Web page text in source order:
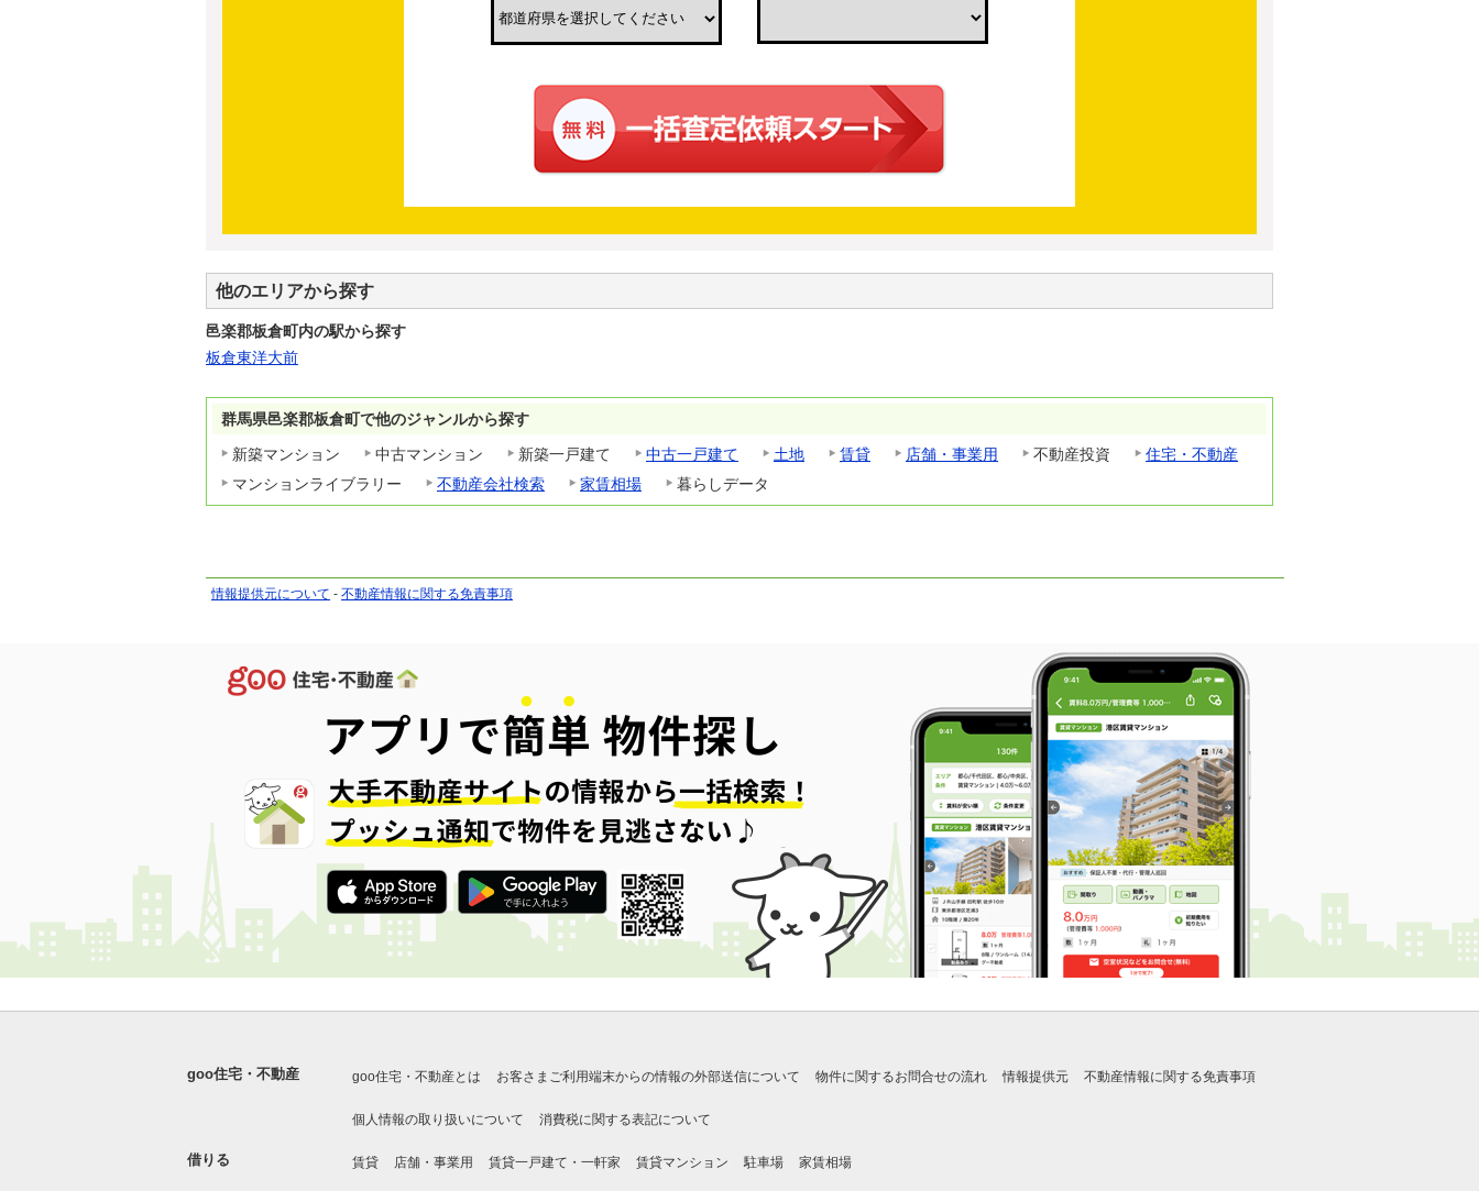
他のエリアから探す
邑楽郡板倉町内の駅から探す
板倉東洋大前
群馬県邑楽郡板倉町で他のジャンルから探す
新築マンション
中古マンション 新築一戸建て 中古一戸建て 土地 賃貸 店舗・事業用 不動産投資
住宅・不動産
マンションライブラリー
不動産会社検索 家賃相場 暮らしデータ
情報提供元について - 不動産情報に関する免責事項
goo住宅・不動産 goo住宅・不動産とは お客さまご利用端末からの情報の外部送信について 物件に関するお問合せの流れ 情報提供元 不動産情報に関する免責事項
個人情報の取り扱いについて 消費税に関する表記について
借りる 賃貸 店舗・事業用 賃貸一戸建て・一軒家 賃貸マンション 駐車場 家賃相場